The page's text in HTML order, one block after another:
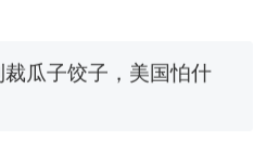
裁瓜子饺子，美国怕什